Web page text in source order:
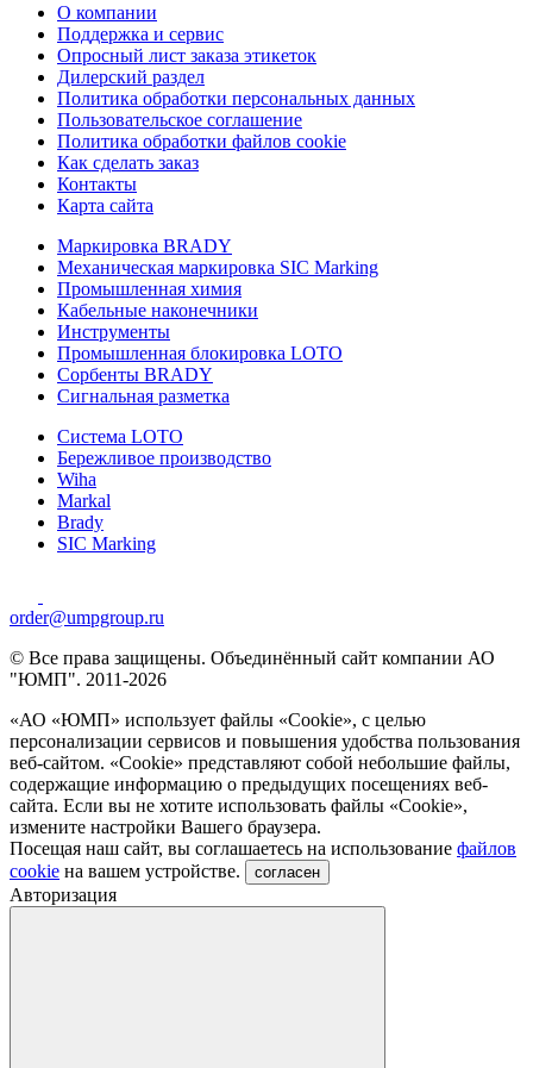
О компании
Поддержка и сервис
Опросный лист заказа этикеток
Дилерский раздел
Политика обработки персональных данных
Пользовательское соглашение
Политика обработки файлов cookie
Как сделать заказ
Контакты
Карта сайта
Маркировка BRADY
Механическая маркировка SIC Marking
Промышленная химия
Кабельные наконечники
Инструменты
Промышленная блокировка LOTO
Сорбенты BRADY
Сигнальная разметка
Система LOTO
Бережливое производство
Wiha
Markal
Brady
SIC Marking
order@umpgroup.ru
© Все права защищены. Объединённый сайт компании АО
"ЮМП". 2011-2026
«АО «ЮМП» использует файлы «Сookie», с целью
персонализации сервисов и повышения удобства пользования
веб-сайтом. «Cookie» представляют собой небольшие файлы,
содержащие информацию о предыдущих посещениях веб-
сайта. Если вы не хотите использовать файлы «Сookie»,
измените настройки Вашего браузера.
Посещая наш сайт, вы соглашаетесь на использование файлов
cookie на вашем устройстве. согласен
Авторизация